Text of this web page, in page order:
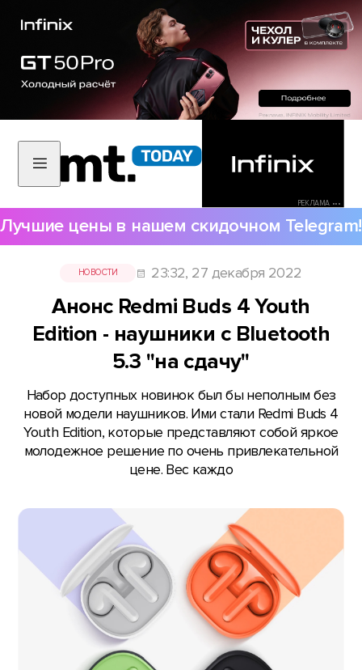
РЕКЛАМА •••
Лучшие цены в нашем скидочном Telegram!
НОВОСТИ 23:32, 27 декабря 2022
Анонс Redmi Buds 4 Youth
Edition - наушники с Bluetooth
5.3 "на сдачу"
Набор доступных новинок был бы неполным без
новой модели наушников. Ими стали Redmi Buds 4
Youth Edition, которые представляют собой яркое
молодежное решение по очень привлекательной
цене. Вес каждо